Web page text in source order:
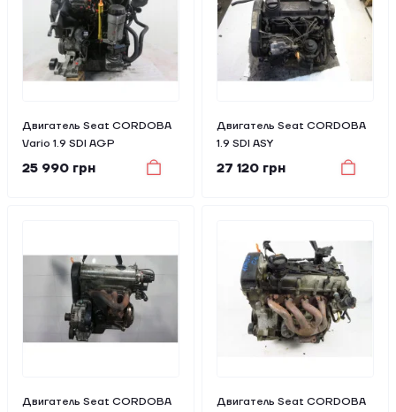
Двигатель Seat CORDOBA
Vario 1.9 SDI AGP
25 990 грн
Двигатель Seat CORDOBA
1.9 SDI ASY
27 120 грн
Двигатель Seat CORDOBA
Двигатель Seat CORDOBA